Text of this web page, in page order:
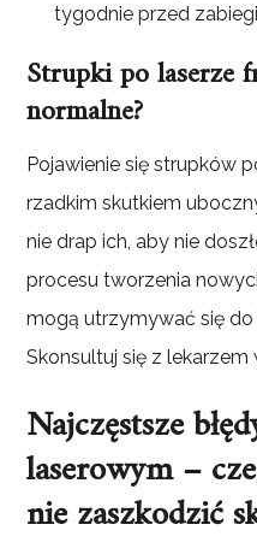
tygodnie przed
Strupki po laserze
normalne?
Pojawienie się strupków
rzadkim skutkiem
nie drap ich, aby nie
procesu tworzenia
mogą utrzymywać się
Skonsultuj się z
Najczęstsze
laserowym –
nie zaszkodzić